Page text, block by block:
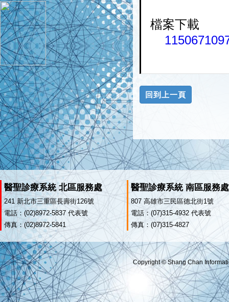
檔案下載
醫聖診療系統 北區服務處
241 新北市三重區長壽街126號
電話：(02)8972-5837 代表號
傳真：(02)8972-5841
醫聖診療系統 南區服務處
807 高雄市三民區德北街1號
電話：(07)315-4932 代表號
傳真：(07)315-4827
Copyright © Shang Chan